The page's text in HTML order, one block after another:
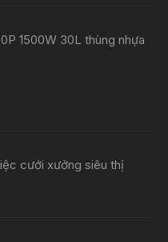
1500W 30L thùng nhựa
cưới xưởng siêu thị